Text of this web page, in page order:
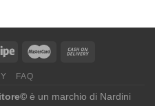
FAQ
è un marchio di Nardini